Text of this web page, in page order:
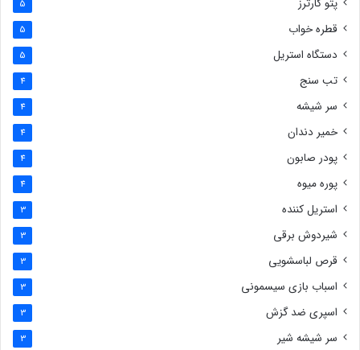
پتو کارترز 5
قطره خواب 5
دستگاه استریل 5
تب سنج 4
سر شیشه 4
خمیر دندان 4
پودر صابون 4
پوره میوه 4
استریل کننده 3
شیردوش برقی 3
قرص لباسشویی 3
اسباب بازی سیسمونی 3
اسپری ضد گزش 3
سر شیشه شیر 3